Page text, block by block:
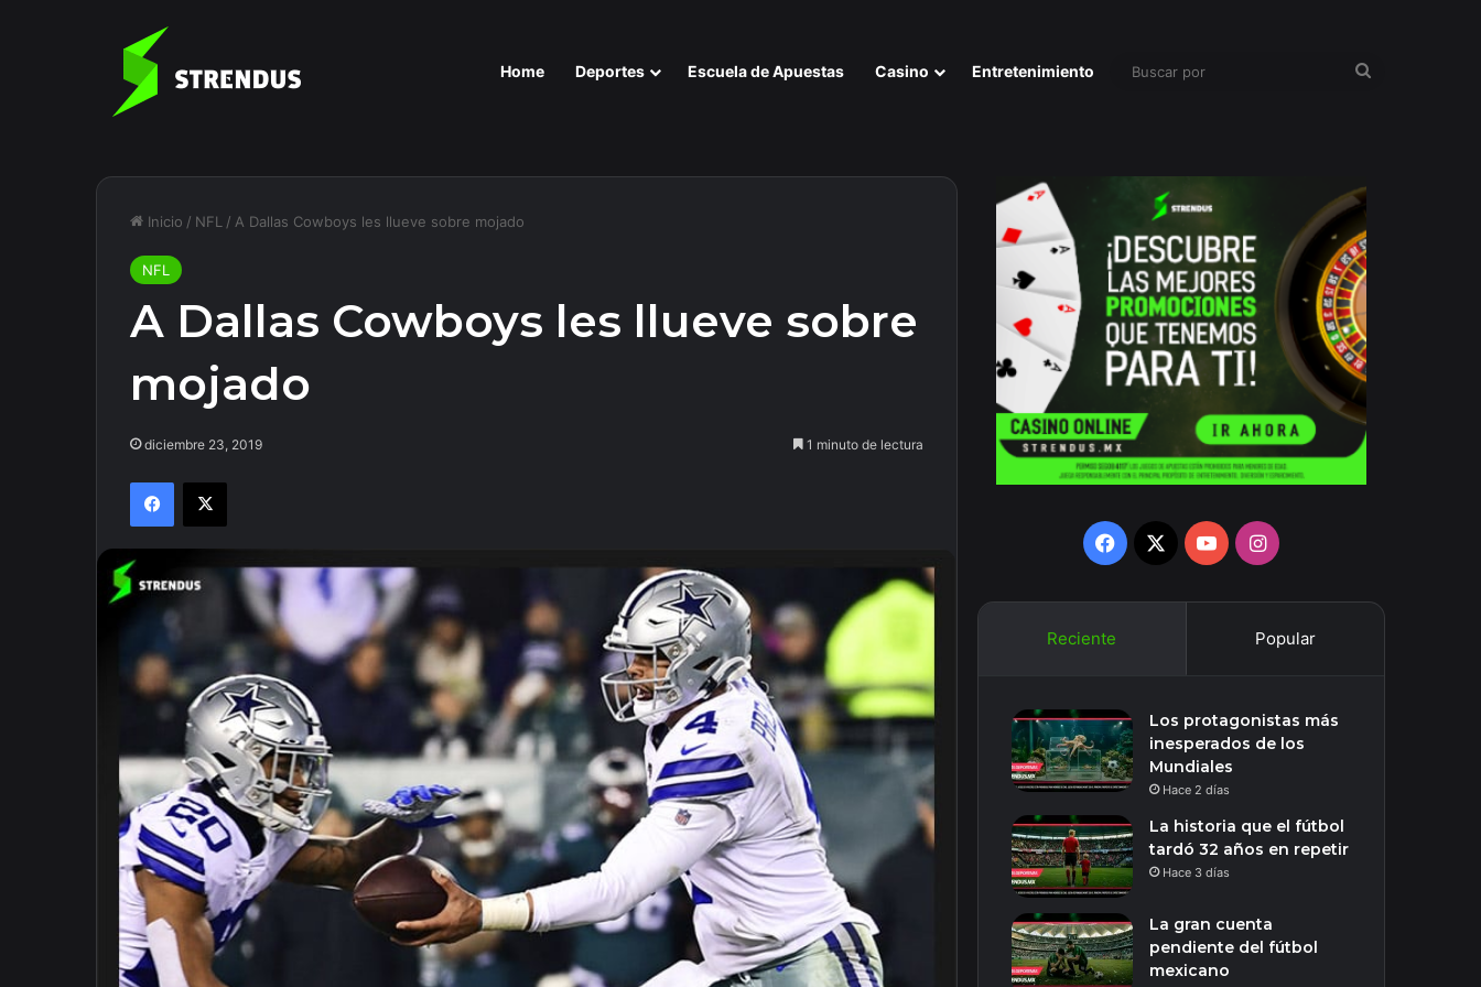
Home Deportes Escuela de Apuestas Casino Entretenimiento
Inicio / NFL / A Dallas Cowboys les llueve sobre mojado
NFL
A Dallas Cowboys les llueve sobre
mojado
diciembre 23, 2019 1 minuto de lectura
Facebook
X
Facebook
X YouTubeInstagram
Reciente Popular
Los protagonistas más
inesperados de los
Mundiales
Hace 2 días
La historia que el fútbol
tardó 32 años en repetir
Hace 3 días
La gran cuenta
pendiente del fútbol
mexicano